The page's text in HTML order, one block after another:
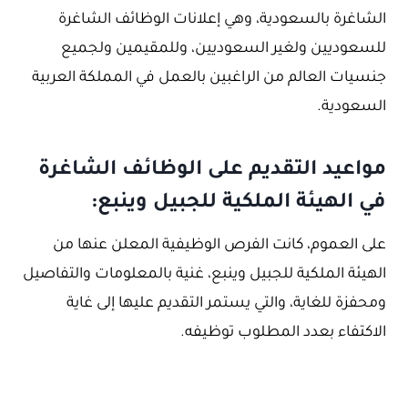
الشاغرة بالسعودية، وهي إعلانات الوظائف الشاغرة
للسعوديين ولغير السعوديين، وللمقيمين ولجميع
جنسيات العالم من الراغبين بالعمل في المملكة العربية
السعودية.
مواعيد التقديم على الوظائف الشاغرة
في الهيئة الملكية للجبيل وينبع:
على العموم، كانت الفرص الوظيفية المعلن عنها من
الهيئة الملكية للجبيل وينبع، غنية بالمعلومات والتفاصيل
ومحفزة للغاية، والتي يستمر التقديم عليها إلى غاية
الاكتفاء بعدد المطلوب توظيفه.